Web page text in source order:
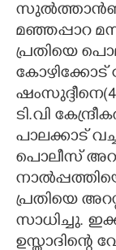
CARTOONS
LITERATURE
ZOOM
CONTACT US
മഞ്ഞപ്പാറ
പ്രതിയെ
കോഴിക്കോട്
ടി.വി
പാലക്കാട്
പൊലീസ്
പ്രതിയെ
സാധിച്ചു.
ഉസ്താദിന്റെ